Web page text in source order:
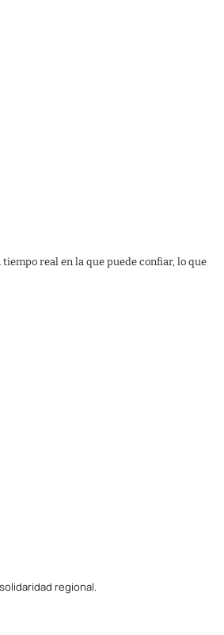
real en la que puede confiar, lo que
regional.